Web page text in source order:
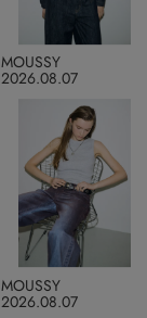
2026.08.07
MOUSSY
2026.08.07
MOUSSY